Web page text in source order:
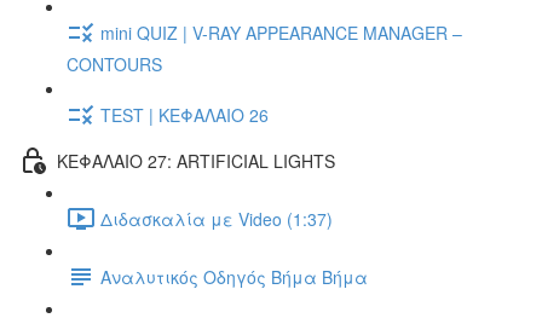
mini QUIZ | V-RAY APPEARANCE MANAGER –
CONTOURS
TEST | ΚΕΦΑΛΑΙΟ 26
ΚΕΦΑΛΑΙΟ 27: ARTIFICIAL LIGHTS
Διδασκαλία με Video (1:37)
Αναλυτικός Οδηγός Βήμα Βήμα